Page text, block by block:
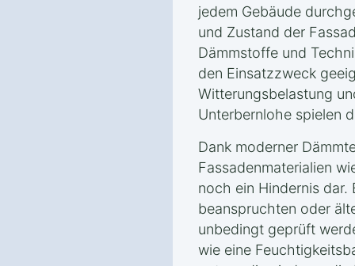
jedem Gebäude
und Zustand der
Dämmstoffe und
den Einsatzzweck
Witterungsbelastung
Unterbernlohe spielen
Dank moderner
Fassadenmaterialien
noch ein Hindernis dar.
beanspruchten oder
unbedingt geprüft
wie eine